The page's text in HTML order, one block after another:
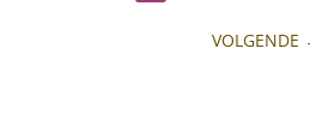
VOLGENDE